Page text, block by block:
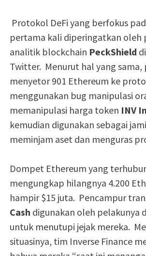
Protokol DeFi yang berfokus
pertama kali diperingatkan oleh
analitik blockchain PeckShield di
Twitter. Menurut hal yang sama,
menyetor 901 Ethereum ke
menggunakan bug manipulasi
memanipulasi harga token INV
kemudian digunakan sebagai
meminjam aset dan menguras
Dompet Ethereum yang
mengungkap hilangnya 4.200
hampir $15 juta. Pencampur
Cash digunakan oleh pelakunya
untuk menutupi jejak mereka.
situasinya, tim Inverse Finance